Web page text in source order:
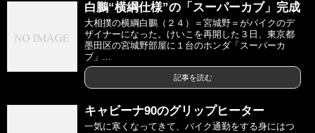
白鵬“横綱仕様”の「スーパーカブ」完成
大相撲の横綱白鵬（２４）＝宮城野＝がバイクのデ
ザイナーになった。けいこを再開した３日、東京都
墨田区の宮城野部屋に１台のホンダ「スーパーカ
ブ」...
記事を読む
キャビーナ90のグリップヒーター
一気に寒くなってきて、バイク通勤をする身にはつ